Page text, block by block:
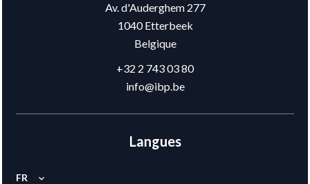
Av. d'Auderghem 277
1040Etterbeek
Belgique
+32 2 743 03 80
info@ibp.be
Langues
FR